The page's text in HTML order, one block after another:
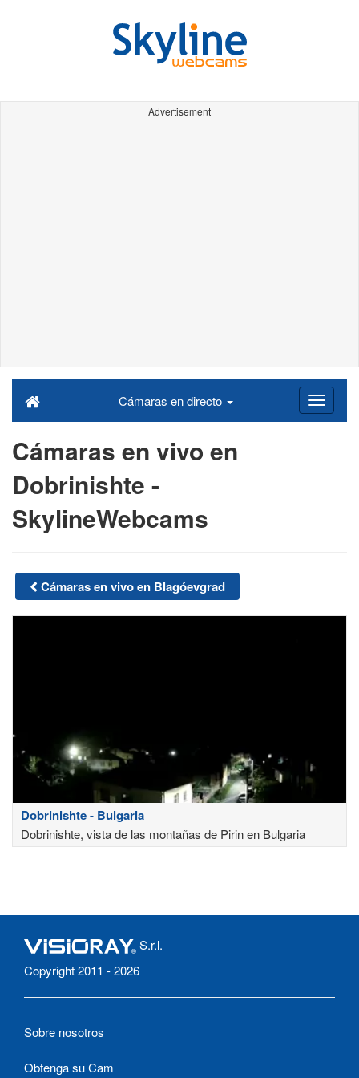
Advertisement
Cámaras en directo
Cámaras en vivo en
Dobrinishte -
SkylineWebcams
Cámaras en vivo en Blagóevgrad
Dobrinishte - Bulgaria
Dobrinishte, vista de las montañas de Pirin en Bulgaria
S.r.l.
Copyright 2011 - 2026
Sobre nosotros
Obtenga su Cam